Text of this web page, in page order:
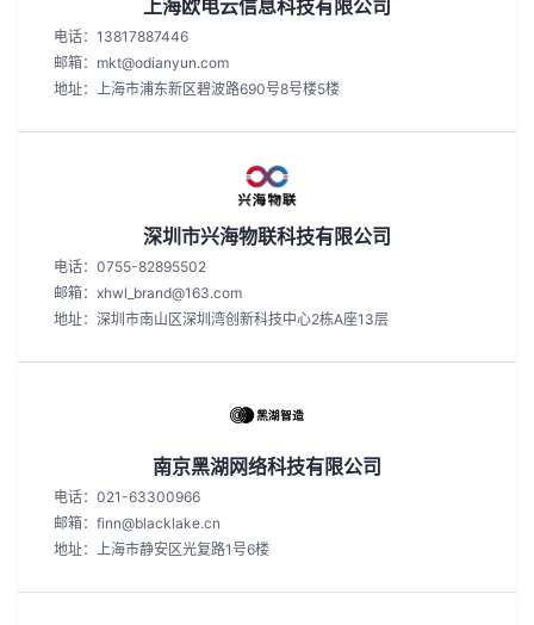
上海欧电云信息科技有限公司
电话：13817887446
邮箱：mkt@odianyun.com
地址：上海市浦东新区碧波路690号8号楼5楼
深圳市兴海物联科技有限公司
电话：0755-82895502
邮箱：xhwl_brand@163.com
地址：深圳市南山区深圳湾创新科技中心2栋A座13层
南京黑湖网络科技有限公司
电话：021-63300966
邮箱：finn@blacklake.cn
地址：上海市静安区光复路1号6楼